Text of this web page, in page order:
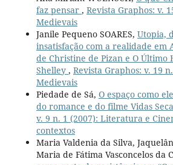
faz pensar , Revista Graphos: v.
Medievais
Janile Pequeno SOARES, Utopia,
insatisfação com a realidade em
de Christine de Pizan e O Último
Shelley , Revista Graphos: v. 19
Medievais
Piedade de Sá, O espaço como
do romance e do filme Vidas
v. 9 n. 1 (2007): Literatura e
contextos
Maria Valdenia da Silva,
Maria de Fátima Vasconcelos da